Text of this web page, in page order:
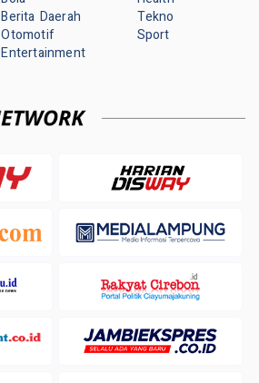
Berita Daerah
Otomotif
Entertainment
Tekno
Sport